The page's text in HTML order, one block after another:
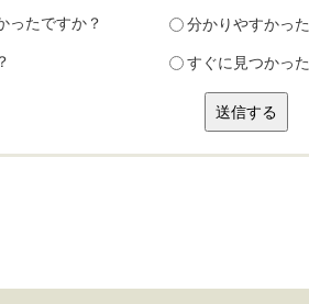
ったですか？ 分かりやすかった
すぐに見つかった